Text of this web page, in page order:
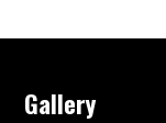
Gallery